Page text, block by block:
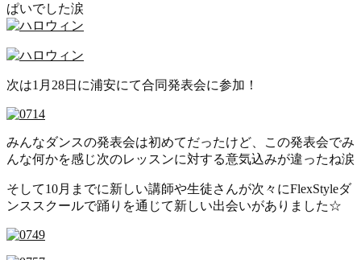
ぱいでした涙
次は1月28日に浦安にて合同発表会に参加！
みんなダンスの発表会は初めてだったけど、この発表会でみ
んな何かを感じ次のレッスンに対する意気込みが違ったね涙
そして10月までに新しい講師や生徒さんが次々にFlexStyleダ
ンススクールで踊りを通じて新しい出会いがありました☆